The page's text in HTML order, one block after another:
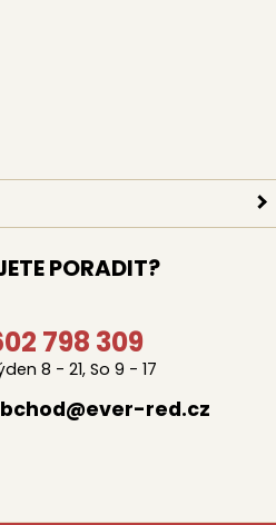
PORADIT?
798 309
8 - 21, So 9 - 17
red.cz